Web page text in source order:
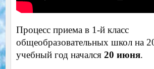
Процесс приема в 1-й класс
общеобразовательных школ на
учебный год начался 20 июня.